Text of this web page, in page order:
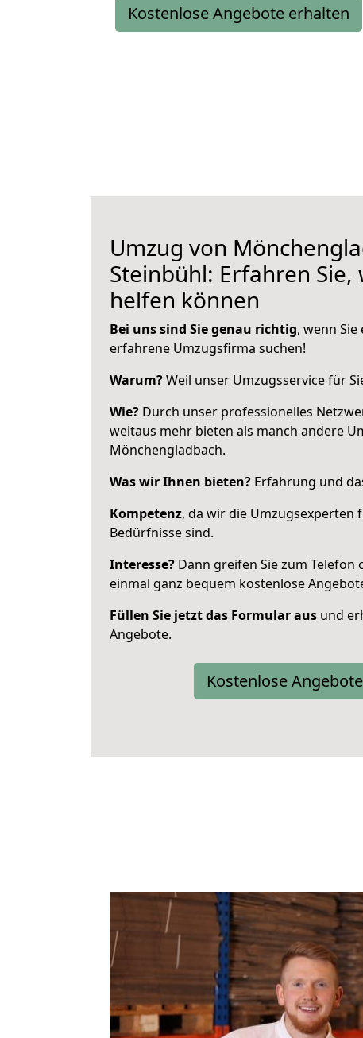
Kostenlose Angebote erhalten
Umzug von
Steinbühl: Erfahren
helfen können
Bei uns sind Sie genau richtig, wenn
erfahrene Umzugsfirma suchen!
Warum?Weil unser Umzugsservice für
Wie? Durch unser professionelles
weitaus mehr bieten als manch andere
Mönchengladbach.
Was wir Ihnen bieten? Erfahrung und
Kompetenz, da wir die Umzugsexperten
Bedürfnisse sind.
Interesse? Dann greifen Sie zum Telefon
einmal ganz bequem kostenlose
Füllen Sie jetzt das Formular aus und
Angebote.
Kostenlose